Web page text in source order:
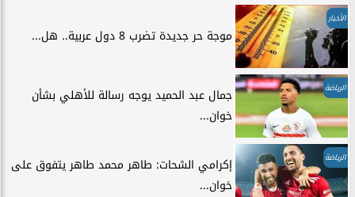
الأخبار
موجة حر جديدة تضرب 8 دول عربية.. هل...
الرياضة
جمال عبد الحميد يوجه رسالة للأهلي بشأن
خوان...
الرياضة
إكرامي الشحات: طاهر محمد طاهر يتفوق على
خوان...